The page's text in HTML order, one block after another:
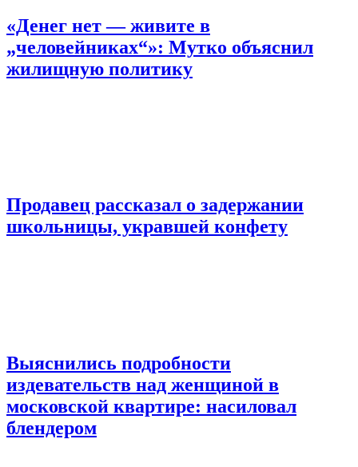
«Денег нет — живите в
„человейниках“»: Мутко объяснил
жилищную политику
Продавец рассказал о задержании
школьницы, укравшей конфету
Выяснились подробности
издевательств над женщиной в
московской квартире: насиловал
блендером